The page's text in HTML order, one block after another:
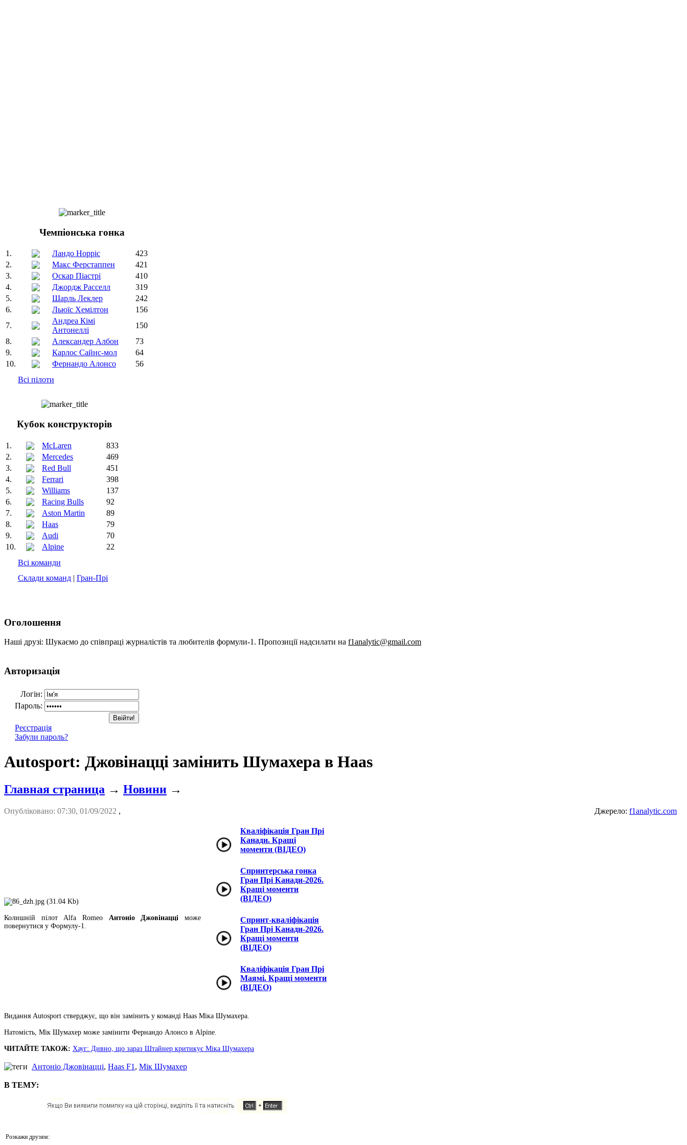
Чемпіонська гонка
1. Ландо Норріс
423
2.
Макс Ферстаппен
421
3.
Оскар Піастрі
410
4.
Джордж Расселл
319
5.
Шарль Леклер
242
6.
Льюїс Хемілтон
156
7.
Андреа Кімі
Антонеллі
150
8.
Александер Албон
73
9.
Карлос Сайнс-мол
64
10.
Фернандо Алонсо
56
Всі пілоти
Кубок конструкторів
1. McLaren
833
2.
Mercedes
469
3.
Red Bull
451
4.
Ferrari
398
5.
Williams
137
6.
Racing Bulls
92
7.
Aston Martin
89
8.
Haas
79
9.
Audi
70
10.
Alpine
22
Всі команди
Склади команд | Гран-Прі
Оголошення
Наші друзі: Шукаємо до співпраці журналістів та любителів формули-1. Пропозиції надсилати на f1analytic@gmail.com
Авторизація
Логін:
Пароль:
Реєстрація
Забули пароль?
Autosport: Джовінацці замінить Шумахера в Haas
Главная страница → Новини →
Опубліковано: 07:30, 01/09/2022 , Джерело: f1analytic.com
Колишній пілот Alfa Romeo Антоніо Джовінацці може
повернутися у Формулу-1.
Кваліфікація Гран Прі
Канади. Кращі
моменти (ВІДЕО)
Спринтерська гонка
Гран Прі Канади-2026.
Кращі моменти
(ВІДЕО)
Спринт-кваліфікація
Гран Прі Канади-2026.
Кращі моменти
(ВІДЕО)
Кваліфікація Гран Прі
Маямі. Кращі моменти
(ВІДЕО)
Видання Autosport стверджує, що він замінить у команді Haas Міка Шумахера.
Натомість, Мік Шумахер може замінити Фернандо Алонсо в Alpine.
ЧИТАЙТЕ ТАКОЖ: Хауг: Дивно, що зараз Штайнер критикує Міка Шумахера
Антоніо Джовінацці, Haas F1 , Мік Шумахер
В ТЕМУ:
Розкажи друзям: